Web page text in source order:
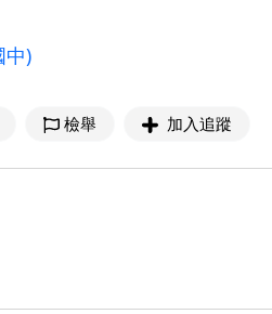
中)
檢舉 加入追蹤